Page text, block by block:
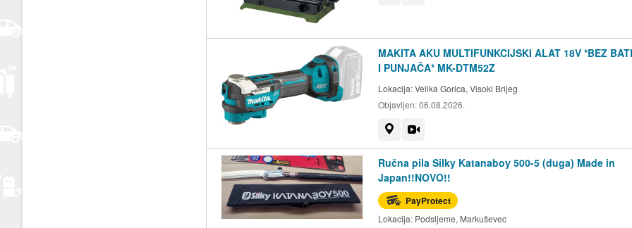
MAKITA AKU MULTIFUNKCIJSKI ALAT 18V *BEZ
I PUNJAČA* MK-DTM52Z
Lokacija:Velika Gorica, Visoki Brijeg
Objavljen:06.08.2026.
Ručna pila Silky Katanaboy 500-5 (duga) Made in
Japan!!NOVO!!
PayProtect
Lokacija: Podsljeme, Markuševec